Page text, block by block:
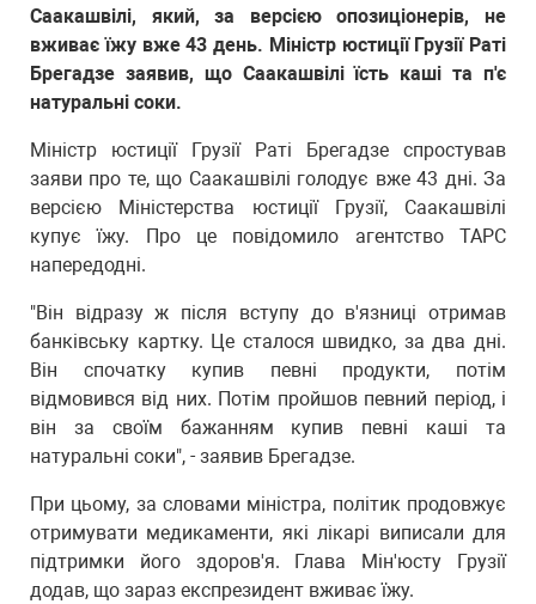
Саакашвілі, який, за версією опозиціонерів, не
вживає їжу вже 43 день. Міністр юстиції Грузії Раті
Брегадзе заявив, що Саакашвілі їсть каші та п'є
натуральні соки.
Міністр юстиції Грузії Раті Брегадзе спростував
заяви про те, що Саакашвілі голодує вже 43 дні. За
версією Міністерства юстиції Грузії, Саакашвілі
купує їжу. Про це повідомило агентство ТАРС
напередодні.
"Він відразу ж після вступу до в'язниці отримав
банківську картку. Це сталося швидко, за два дні.
Він спочатку купив певні продукти, потім
відмовився від них. Потім пройшов певний період, і
він за своїм бажанням купив певні каші та
натуральні соки", - заявив Брегадзе.
При цьому, за словами міністра, політик продовжує
отримувати медикаменти, які лікарі виписали для
підтримки його здоров'я. Глава Мін'юсту Грузії
додав, що зараз експрезидент вживає їжу.